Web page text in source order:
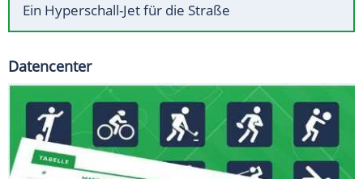
Ein Hyperschall-Jet für die Straße
Datencenter